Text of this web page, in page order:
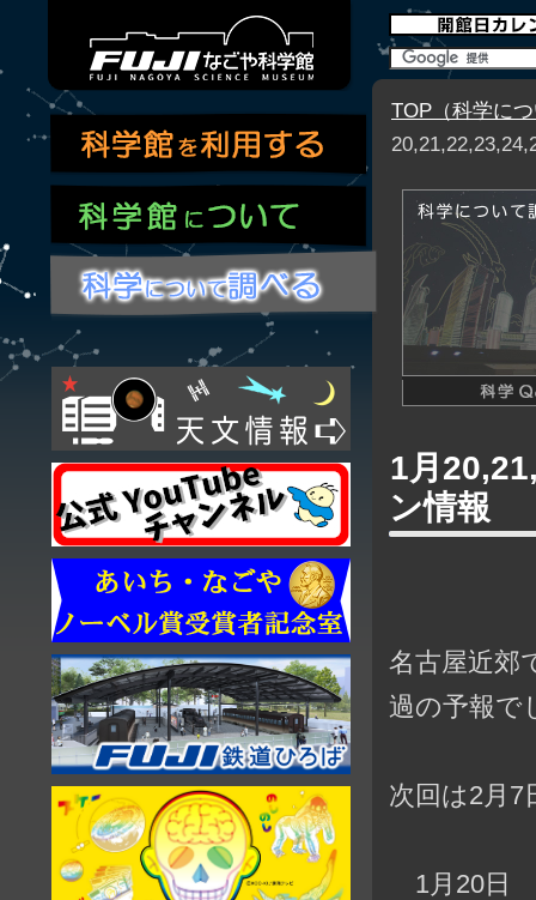
TOP（科学に
1月
ン情報
名古屋近郊
過の予報で
次回は2月7
1月20日